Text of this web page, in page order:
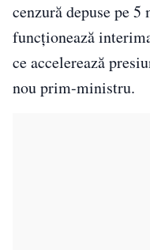
cenzură depuse pe
funcționează
ce accelerează
nou prim-ministru.